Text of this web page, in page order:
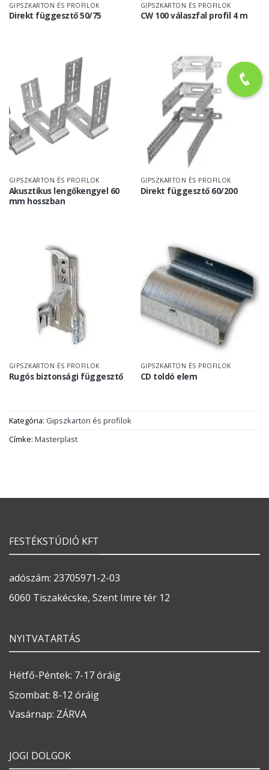
GIPSZKARTON ÉS PROFILOK
Direkt függesztő 50/75
GIPSZKARTON ÉS PROFILOK
CW 100 válaszfal profil 4 m
GIPSZKARTON ÉS PROFILOK
Akusztikus lengőkengyel 60
mm hosszban
GIPSZKARTON ÉS PROFILOK
Direkt függesztő 60/200
GIPSZKARTON ÉS PROFILOK
Rugós biztonsági függesztő
GIPSZKARTON ÉS PROFILOK
CD toldó elem
Kategória: Gipszkarton és profilok
Címke: Masterplast
FESTÉKSTÚDIÓ KFT
adószám: 23705971-2-03
6060 Tiszakécske, Szent Imre tér 12
NYITVATARTÁS
Hétfő-Péntek: 7-17 óráig
Szombat: 8-12 óráig
Vasárnap: ZÁRVA
JOGI DOLGOK